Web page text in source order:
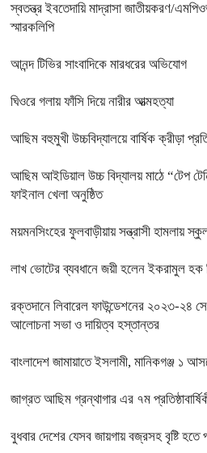
স্বতন্ত্র ইবতেদায়ি মাদ্রাসা জাতীয়করণ/
স্মারকলিপি
আনন্দ টিভির সাংবাদিকে মারধরের অভিযোগ
ঘিওরে গলায় ফাঁসি দিয়ে নারীর আত্মহত্যা
আছিম বহুমুখী উচ্চবিদ্যালয়ে বার্ষিক ক্রীড়া
আছিম আইডিয়াল উচ্চ বিদ্যালয় মাঠে “টেপ
ফাইনাল খেলা অনুষ্ঠিত
ময়মনসিংহের ফুলবাড়ীয়ায় সন্ত্রাসী
লাখ ভোটের ব্যবধানে জয়ী হলেন ইকরামুল হক
রক্তদানে লিবারেল ফাউন্ডেশনের ২০২৩-২৪
আলোচনা সভা ও দায়িত্ব হস্তান্তর
বাংলাদেশ জামায়াতে ইসলামী, মানিকগঞ্জ ১
জাগ্রত আছিম গ্রন্থাগার এর ৭ম
বুধবার দেশের যেসব জায়গায় বজ্রসহ বৃষ্টি হতে